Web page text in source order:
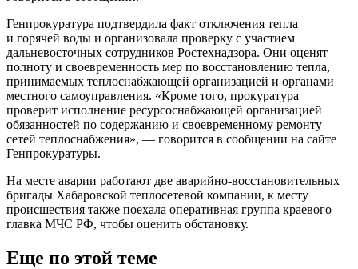
Генпрокуратура подтвердила факт отключения тепла
и горячей воды и организовала проверку с участием
дальневосточных сотрудников Ростехнадзора. Они оценят
полноту и своевременность мер по восстановлению тепла,
принимаемых теплоснабжающей организацией и органами
местного самоуправления. «Кроме того, прокуратура
проверит исполнение ресурсоснабжающей организацией
обязанностей по содержанию и своевременному ремонту
сетей теплоснабжения», — говорится в сообщении на сайте
Генпрокуратуры.
На месте аварии работают две аварийно-восстановительных
бригады Хабаровской теплосетевой компании, к месту
происшествия также поехала оперативная группа краевого
главка МЧС РФ, чтобы оценить обстановку.
Еще по этой теме